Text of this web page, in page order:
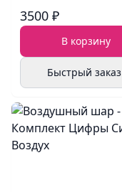
3500 ₽
В корзину
Быстрый заказ